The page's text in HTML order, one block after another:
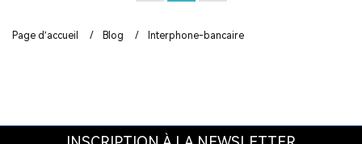
CASQUE DE COMMUNICATION BIDIRECTIONNEL
SYSTÈME AUDIOGUIDE SYSTÈME DE VISITE AUDIO GUIDE
Page d’accueil / Blog / Interphone-bancaire